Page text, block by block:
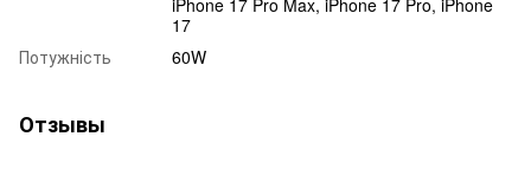
17
Потужність
60W
Отзывы